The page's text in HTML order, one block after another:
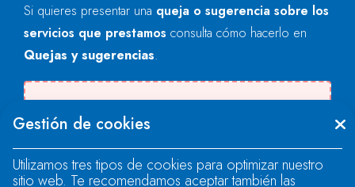
Si quieres presentar una queja o sugerencia sobre los
servicios que prestamos consulta cómo hacerlo en
Quejas y sugerencias.
"text".
Gestión de cookies
Utilizamos tres tipos de cookies para optimizar nuestro
sitio web. Te recomendamos aceptar también las